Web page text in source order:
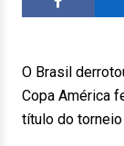
O Brasil
Copa América
título do torneio